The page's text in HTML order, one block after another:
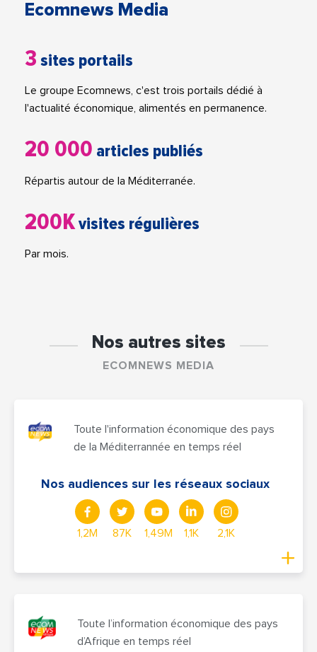
Ecomnews Media
3 sites portails
Le groupe Ecomnews, c'est trois portails dédié à
l'actualité économique, alimentés en permanence.
20 000 articles publiés
Répartis autour de la Méditerranée.
200Kvisites régulières
Par mois.
Nos autres sites
ECOMNEWS MEDIA
Toute l'information économique des pays
de la Méditerrannée en temps réel
Nos audiences sur les réseaux sociaux
1,2M 87K 1,49M 1,1K 2,1K
Toute l’information économique des pays
d’Afrique en temps réel